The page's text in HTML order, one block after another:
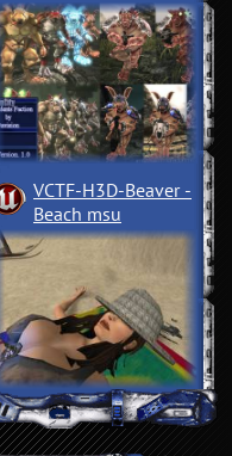
VCTF-H3D-Beaver ­
Beach msu